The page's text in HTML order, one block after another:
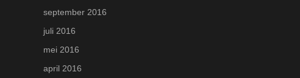
september 2016
juli 2016
mei 2016
april 2016